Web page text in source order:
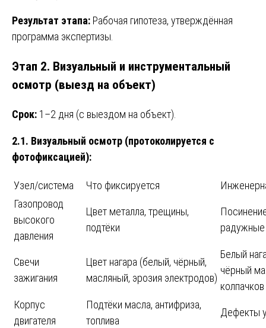
Результат этапа: Рабочая гипотеза, утверждённая
программа экспертизы.
Этап 2. Визуальный и инструментальный
осмотр (выезд на объект)
Срок: 1–2 дня (с выездом на объект).
2.1. Визуальный осмотр (протоколируется с
фотофиксацией):
Узел/система Что фиксируется
Газопровод
высокого
давления
Цвет металла, трещины,
подтёки
радужные
Свечи
зажигания
Цвет нагара (белый, чёрный,
масляный, эрозия электродов)
Белый
чёрный
колпачков
Корпус
двигателя
Подтёки масла, антифриза,
топлива
Дефекты